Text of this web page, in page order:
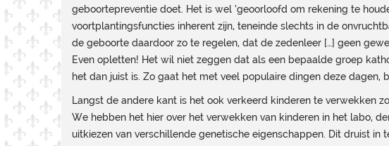
geboortepreventie doet. Het is wel ‘geoorloofd om rekening te
voortplantingsfuncties inherent zijn, teneinde slechts in de
de geboorte daardoor zo te regelen, dat de zedenleer […] geen
Even opletten! Het wil niet zeggen dat als een bepaalde groep
het dan juist is. Zo gaat het met veel populaire dingen deze dagen,
Langst de andere kant is het ook verkeerd kinderen te verwekken
We hebben het hier over het verwekken van kinderen in het labo,
uitkiezen van verschillende genetische eigenschappen. Dit druist in